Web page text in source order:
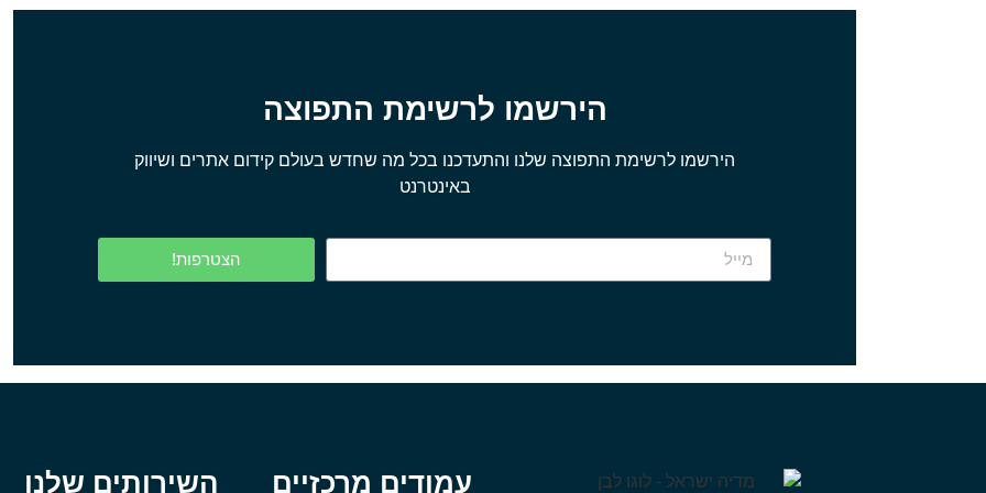
הירשמו לרשימת התפוצה
הירשמו לרשימת התפוצה שלנו והתעדכנו בכל מה שחדש בעולם קידום אתרים ושיווק
באינטרנט
הצטרפות!
עמודים מרכזיים השירותים שלנו